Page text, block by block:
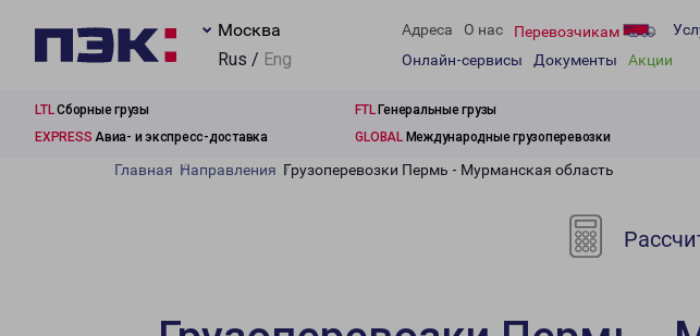
Москва
Rus / Eng
Адреса О нас Перевозчикам
Онлайн-сервисы
Документы Акции
LTLСборные грузы FTLГенеральные грузы
EXPRESS Авиа- и экспресс-доставка GLOBALМеждународные грузоперевозки
Главная Направления Грузоперевозки Пермь - Мурманская область